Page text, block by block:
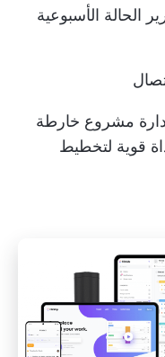
الحالة الأسبوعية
مشروع خارطة
قوية لتخطيط